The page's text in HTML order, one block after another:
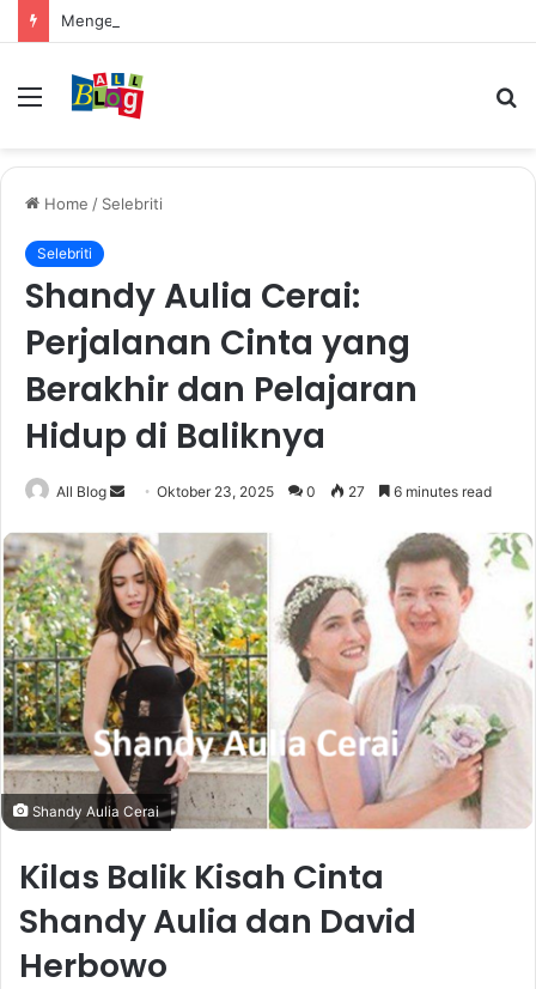
Menu
Home / Selebriti
Selebriti
Shandy Aulia Cerai:
Perjalanan Cinta yang
Berakhir dan Pelajaran
Hidup di Baliknya
All Blog
Send
email
Oktober 23, 2025 0 27 6 minutes read
Shandy Aulia Cerai
Kilas Balik Kisah Cinta
Shandy Aulia dan David
Herbowo